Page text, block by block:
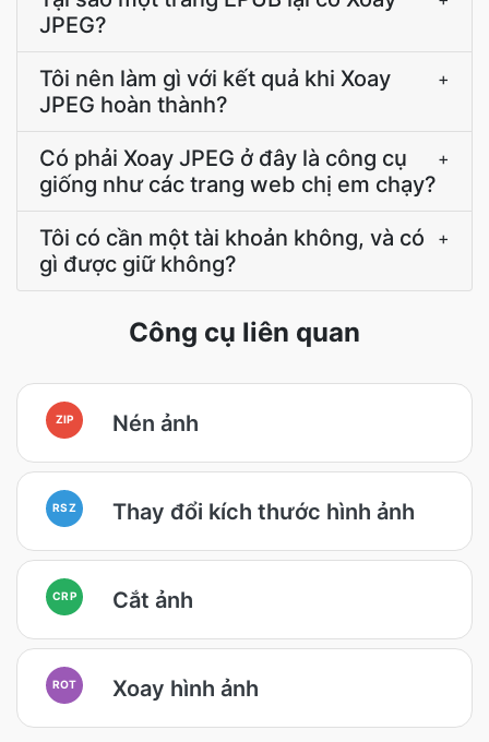
JPEG?
Tôi nên làm gì với kết quả khi Xoay
JPEG hoàn thành?
+
Có phải Xoay JPEG ở đây là công cụ
giống như các trang web chị em chạy?
+
Tôi có cần một tài khoản không, và có
gì được giữ không?
+
Công cụ liên quan
ZIP Nén ảnh
RSZ Thay đổi kích thước hình ảnh
CRP Cắt ảnh
ROT Xoay hình ảnh